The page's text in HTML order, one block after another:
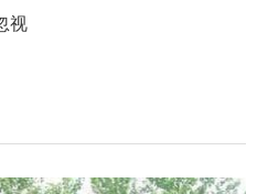
视